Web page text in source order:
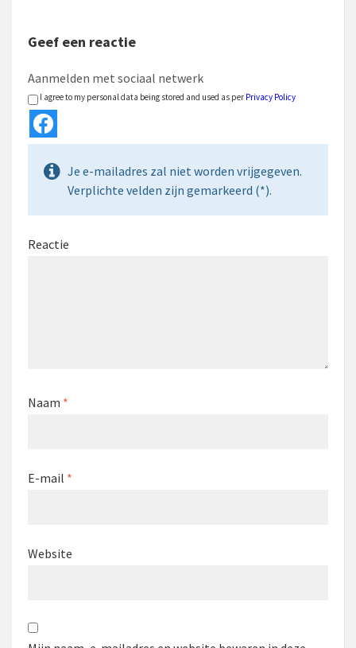
Geef een reactie
Aanmelden met sociaal netwerk
I agree to my personal data being stored and used as per Privacy Policy
Je e-mailadres zal niet worden vrijgegeven.
Verplichte velden zijn gemarkeerd (*).
Reactie
Naam *
E-mail *
Website